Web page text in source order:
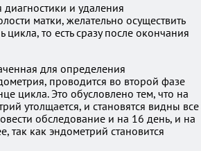
и удаления
матки, желательно осуществить
то есть сразу после окончания
для определения
проводится во второй фазе
цикла. Это обусловлено тем, что на
утолщается, и становятся видны все
обследование и на 16 день, и на
так как эндометрий становится